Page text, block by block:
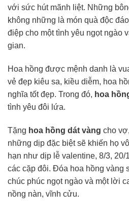
với sức hút mãnh liệt. Những
không những là món quà độc
điệp cho một tình yêu ngọt ngào
gian.
Hoa hồng được mệnh danh là
vẻ đẹp kiêu sa, kiều diễm, hoa
nghĩa tốt đẹp. Trong đó, hoa
tình yêu đôi lứa.
Tặng hoa hồng dát vàng cho
những dịp đặc biệt sẽ khiến họ
hạn như dịp lễ valentine, 8/3,
các cặp đôi. Đóa hoa hồng vàng
chúc phúc ngọt ngào và một lời
nồng nàn, vĩnh cửu.